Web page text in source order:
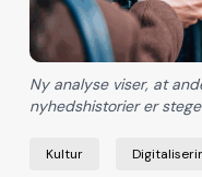
Kultur
Ny analyse viser, at
nyhedshistorier er